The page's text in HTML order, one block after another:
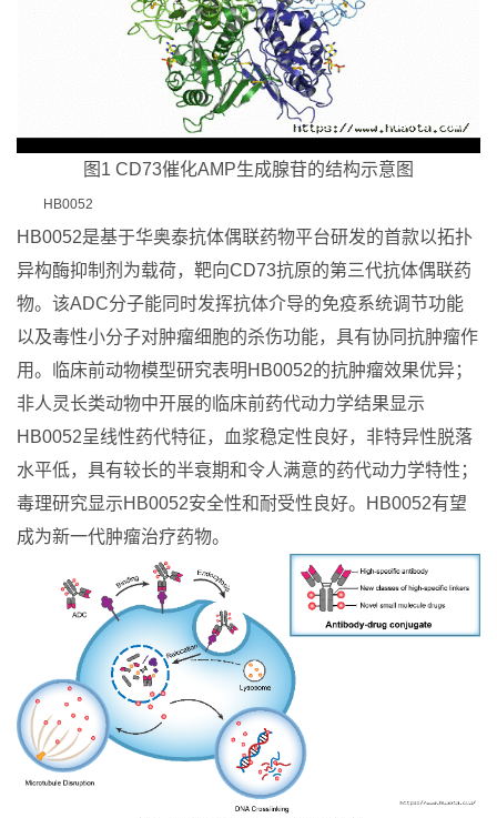
图1 CD73催化AMP生成腺苷的结构示意图
HB0052
HB0052是基于华奥泰抗体偶联药物平台研发的首款以拓扑
异构酶抑制剂为载荷，靶向CD73抗原的第三代抗体偶联药
物。该ADC分子能同时发挥抗体介导的免疫系统调节功能
以及毒性小分子对肿瘤细胞的杀伤功能，具有协同抗肿瘤作
用。临床前动物模型研究表明HB0052的抗肿瘤效果优异；
非人灵长类动物中开展的临床前药代动力学结果显示
HB0052呈线性药代特征，血浆稳定性良好，非特异性脱落
水平低，具有较长的半衰期和令人满意的药代动力学特性；
毒理研究显示HB0052安全性和耐受性良好。HB0052有望
成为新一代肿瘤治疗药物。